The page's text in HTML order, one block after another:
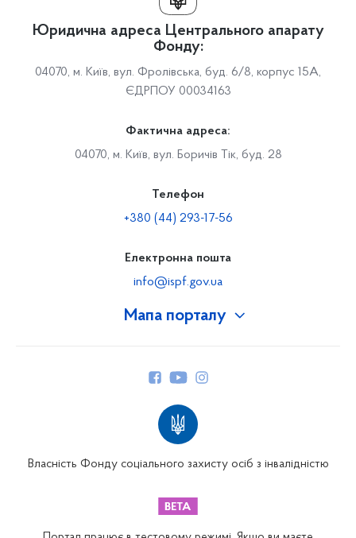
Мапа порталу
Юридична адреса Центрального апарату
Фонду:
04070, м. Київ, вул. Фролівська, буд. 6/8, корпус 15А,
ЄДРПОУ 00034163
Фактична адреса:
04070, м. Київ, вул. Боричів Тік, буд. 28
Телефон
+380 (44) 293-17-56
Електронна пошта
info@ispf.gov.ua
Власність Фонду соціального захисту осіб з інвалідністю